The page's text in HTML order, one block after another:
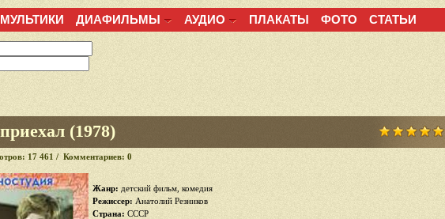
МУЛЬТИКИ ДИАФИЛЬМЫ АУДИО ПЛАКАТЫ ФОТО СТАТЬИ
(1978)
17 461 / Комментариев: 0
Жанр: детский фильм, комедия
Режиссер: Анатолий Резников
Страна: СССР